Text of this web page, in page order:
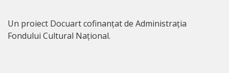
Un proiect Docuart cofinanțat de Administrația
Fondului Cultural Național.